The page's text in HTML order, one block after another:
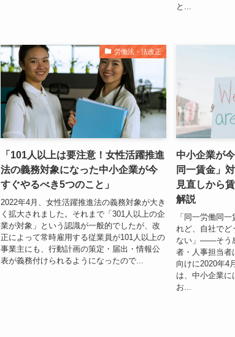
と...
労働法・法改正
「101人以上は要注意！女性活躍推進
法の義務対象になった中小企業が今
すぐやるべき5つのこと」
2022年4月、女性活躍推進法の義務対象が大き
く拡大されました。それまで「301人以上の企
業が対象」という認識が一般的でしたが、改
正によって常時雇用する従業員が101人以上の
事業主にも、行動計画の策定・届出・情報公
表が義務付けられるようになったので...
中小企業が
同一賃金」
見直しから
解説
「同一労働同
れど、自社でど
ない」――そう
者・人事担当者
向けに2020年4
は、中小企業に
お...